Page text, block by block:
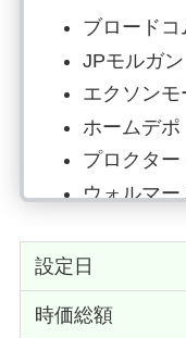
ブロードコ
JPモルガン
エクソンモ
ホームデポ
プロクタ
ウォルマー
アッヴィ
バンク・オ
シェブロン
設定日
時価総額